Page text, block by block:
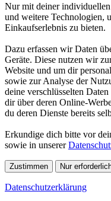
Nur mit deiner
und weitere Technologien,
Einkaufserlebnis zu bieten.
Dazu erfassen wir Daten
Geräte. Diese nutzen wir
Website und um dir
sowie zur Analyse der
deine verschlüsselten
dir über deren Online-
du deren Dienste bereits
Erkundige dich bitte vor
sowie in unserer
Zustimmen Nur
Datenschutzerklärung